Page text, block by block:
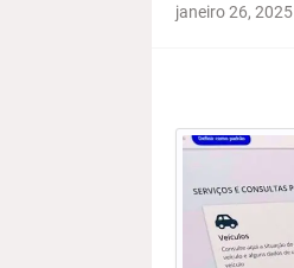
janeiro 26, 2025